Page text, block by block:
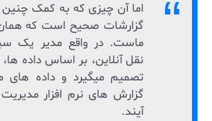
اما آن چیزی که به کمک
گزارشات صحیح است که
ماست. در واقع مدیر یک
نقل آنلاین، بر اساس داده
تصمیم میگیرد و داده های
گزارش های نرم افزار
آیند.